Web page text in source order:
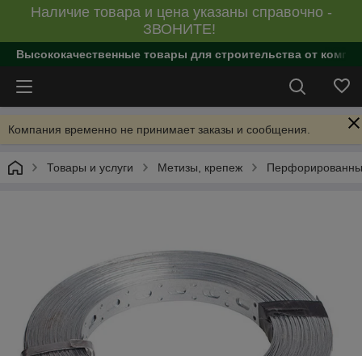
Наличие товара и цена указаны справочно -
ЗВОНИТЕ!
Высококачественные товары для строительства от
Компания временно не принимает заказы и сообщения.
Товары и услуги Метизы, крепеж